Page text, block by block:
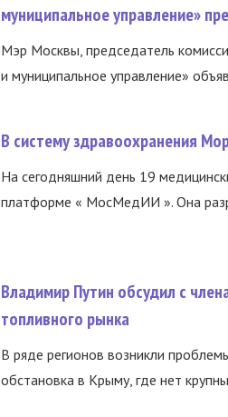
муниципальное управление»
Мэр Москвы, председатель
и муниципальное управление»
В систему здравоохранения
На сегодняшний день 19
платформе « МосМедИИ ». Она
Владимир Путин обсудил с
топливного рынка
В ряде регионов возникли
обстановка в Крыму, где нет